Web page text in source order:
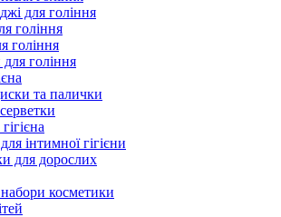
для гоління
гоління
гоління
гоління
та палички
інтимної гігієни
для дорослих
косметики